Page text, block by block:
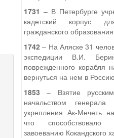
1731 – В Петербурге
кадетский корпус
гражданского
1742– На Аляске 31
экспедиции В.И.
поврежденного корабля
вернуться на нем в
1853 – Взятие
начальством
укрепления Ак-Мечеть
что
завоеванию Кокандского